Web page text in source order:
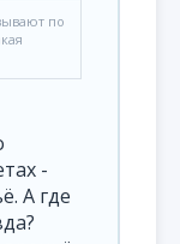
по
-
А где